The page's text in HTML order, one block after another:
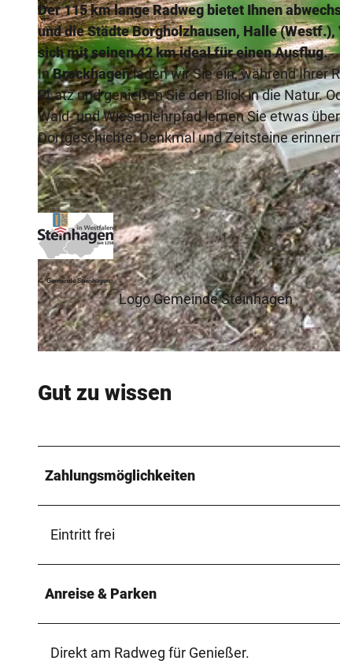
© Teutoburger Wald / pro Wirtschaft GT / Mario Wallenfang |CC-BY-SA
Der 115 km lange Radweg bietet Ihnen
und die Städte Borgholzhausen, Halle
sich mit seinen 42 km ideal für einen Ausflug.
InBrockhagenladen wir Sie ein, während Ihrer
PLatz und genießen Sie den Blick in die Natur.
Wald- und Wiesenlehrpfad lernen Sie etwas
Dorfgeschichte: Denkmal und Zeitsteine
© Gemeinde Steinhagen
Logo Gemeinde Steinhagen
Gut zu wissen
Zahlungsmöglichkeiten
Eintritt frei
Anreise & Parken
Direkt am Radweg für Genießer.